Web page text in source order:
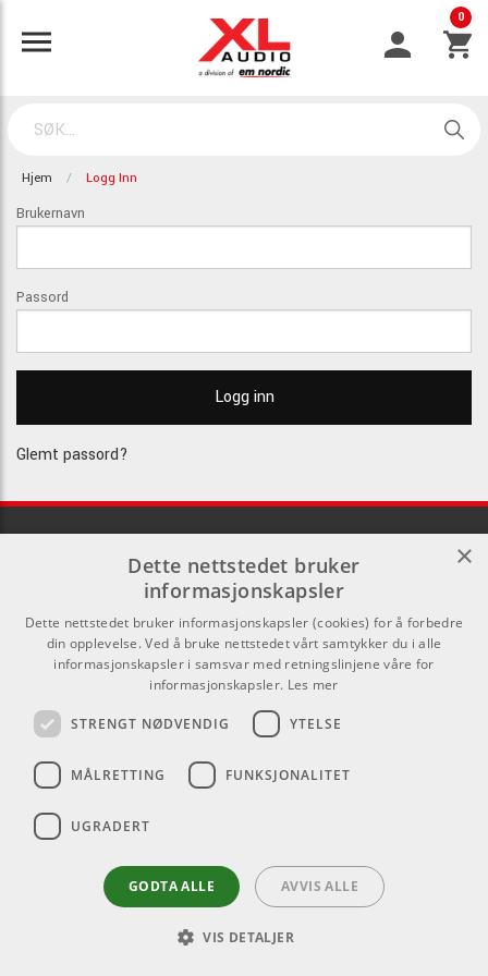
0
Hjem Logg Inn
Brukernavn
Passord
Glemt passord?
Lenker
Om oss
Varemerker
Logg inn
GDPR & Cookies
Kontakt
Som privatperson kan du ikke
kjøpe på denne nettsiden, alt salg
skjer gjennom våre forhandlere.
×
Dette nettstedet bruker
informasjonskapsler
Dette nettstedet bruker informasjonskapsler (cookies) for å forbedre
din opplevelse. Ved å bruke nettstedet vårt samtykker du i alle
informasjonskapsler i samsvar med retningslinjene våre for
informasjonskapsler. Les mer
STRENGT NØDVENDIG YTELSE
MÅLRETTING FUNKSJONALITET
UGRADERT
GODTA ALLE AVVIS ALLE
VIS DETALJER